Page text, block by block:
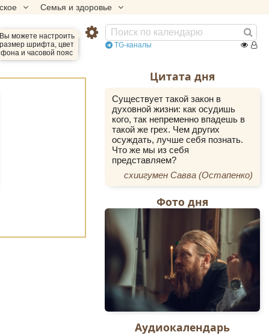
Семья и здоровье
Вы можете настроить
размер шрифта, цвет
фона и часовой пояс
TG-каналы
Цитата дня
Существует такой закон в
духовной жизни: как осудишь
кого, так непременно впадешь в
такой же грех. Чем других
осуждать, лучше себя познать.
Что же мы из себя
представляем?
схиигумен Савва (Остапенко)
Фото дня
Аудиокалендарь